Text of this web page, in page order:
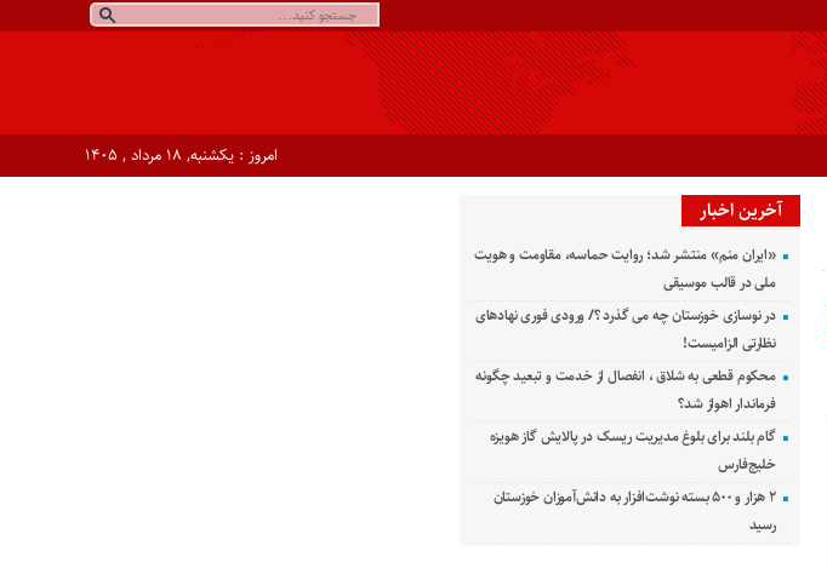
امروز : یکشنبه, ۱۸ مرداد , ۱۴۰۵
آخرین اخبار
«ایران منم» منتشر شد؛ روایت حماسه، مقاومت و هویت
ملی در قالب موسیقی
در نوسازی خوزستان چه می گذرد ؟/ ورودی فوری نهادهای
نظارتی الزامیست!
محکوم قطعی به شلاق ، انفصال از خدمت و تبعید چگونه
فرماندار اهواز شد؟
گام بلند برای بلوغ مدیریت ریسک در پالایش گاز هویزه
خلیج‌فارس
۲ هزار و ۵۰۰ بسته نوشت‌افزار به دانش‌آموزان خوزستان
رسید